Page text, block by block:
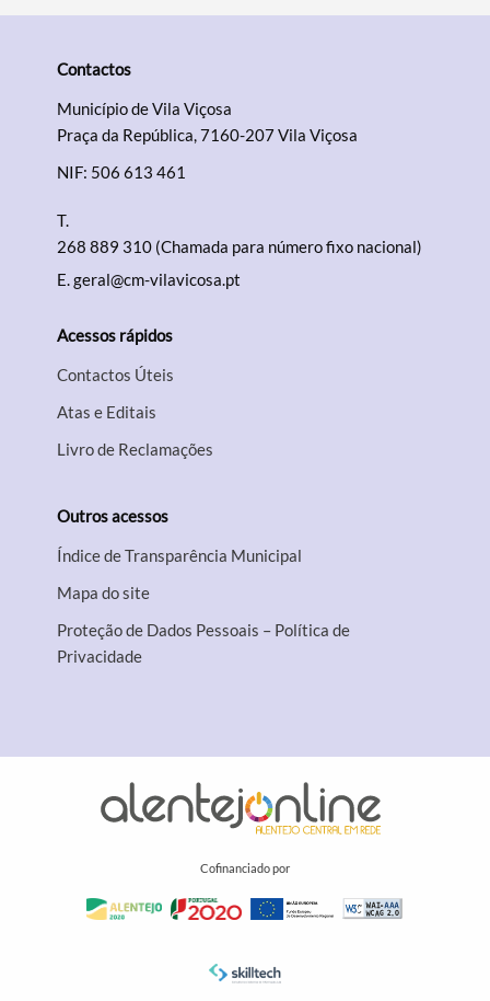
Contactos
Município de Vila Viçosa
Praça da República, 7160-207 Vila Viçosa
NIF: 506 613 461
T.
268 889 310 (Chamada para número fixo nacional)
E.geral@cm-vilavicosa.pt
Acessos rápidos
Contactos Úteis
Atas e Editais
Livro de Reclamações
Outros acessos
Índice de Transparência Municipal
Mapa do site
Proteção de Dados Pessoais – Política de
Privacidade
Cofinanciado por